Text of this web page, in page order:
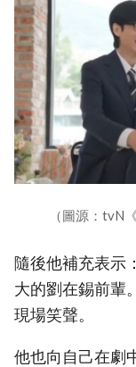
（圖源：tvN
隨後他補充表示
大的劉在錫前輩
現場笑聲。
他也向自己在劇